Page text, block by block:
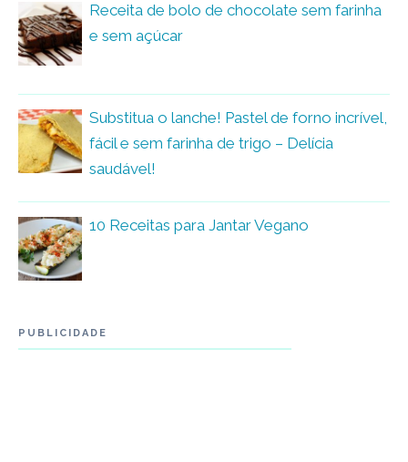
Receita de bolo de chocolate sem farinha
e sem açúcar
Substitua o lanche! Pastel de forno incrível,
fácil e sem farinha de trigo – Delícia
saudável!
10 Receitas para Jantar Vegano
PUBLICIDADE